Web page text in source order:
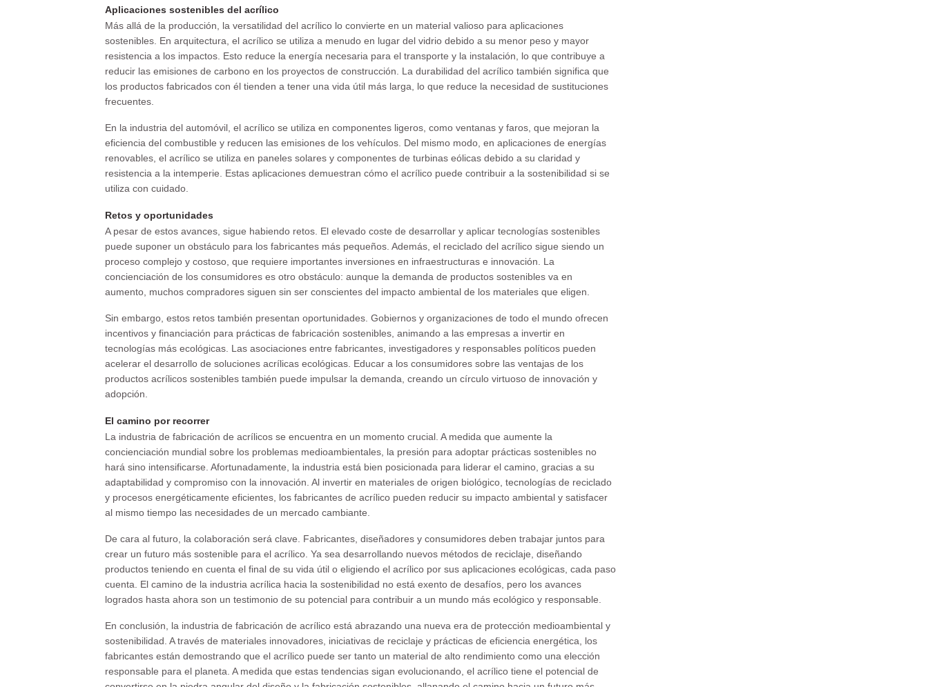
Aplicaciones sostenibles del acrílico
Más allá de la producción, la versatilidad del acrílico lo convierte en un material valioso para aplicaciones
sostenibles. En arquitectura, el acrílico se utiliza a menudo en lugar del vidrio debido a su menor peso y mayor
resistencia a los impactos. Esto reduce la energía necesaria para el transporte y la instalación, lo que contribuye a
reducir las emisiones de carbono en los proyectos de construcción. La durabilidad del acrílico también significa que
los productos fabricados con él tienden a tener una vida útil más larga, lo que reduce la necesidad de sustituciones
frecuentes.
En la industria del automóvil, el acrílico se utiliza en componentes ligeros, como ventanas y faros, que mejoran la
eficiencia del combustible y reducen las emisiones de los vehículos. Del mismo modo, en aplicaciones de energías
renovables, el acrílico se utiliza en paneles solares y componentes de turbinas eólicas debido a su claridad y
resistencia a la intemperie. Estas aplicaciones demuestran cómo el acrílico puede contribuir a la sostenibilidad si se
utiliza con cuidado.
Retos y oportunidades
A pesar de estos avances, sigue habiendo retos. El elevado coste de desarrollar y aplicar tecnologías sostenibles
puede suponer un obstáculo para los fabricantes más pequeños. Además, el reciclado del acrílico sigue siendo un
proceso complejo y costoso, que requiere importantes inversiones en infraestructuras e innovación. La
concienciación de los consumidores es otro obstáculo: aunque la demanda de productos sostenibles va en
aumento, muchos compradores siguen sin ser conscientes del impacto ambiental de los materiales que eligen.
Sin embargo, estos retos también presentan oportunidades. Gobiernos y organizaciones de todo el mundo ofrecen
incentivos y financiación para prácticas de fabricación sostenibles, animando a las empresas a invertir en
tecnologías más ecológicas. Las asociaciones entre fabricantes, investigadores y responsables políticos pueden
acelerar el desarrollo de soluciones acrílicas ecológicas. Educar a los consumidores sobre las ventajas de los
productos acrílicos sostenibles también puede impulsar la demanda, creando un círculo virtuoso de innovación y
adopción.
El camino por recorrer
La industria de fabricación de acrílicos se encuentra en un momento crucial. A medida que aumente la
concienciación mundial sobre los problemas medioambientales, la presión para adoptar prácticas sostenibles no
hará sino intensificarse. Afortunadamente, la industria está bien posicionada para liderar el camino, gracias a su
adaptabilidad y compromiso con la innovación. Al invertir en materiales de origen biológico, tecnologías de reciclado
y procesos energéticamente eficientes, los fabricantes de acrílico pueden reducir su impacto ambiental y satisfacer
al mismo tiempo las necesidades de un mercado cambiante.
De cara al futuro, la colaboración será clave. Fabricantes, diseñadores y consumidores deben trabajar juntos para
crear un futuro más sostenible para el acrílico. Ya sea desarrollando nuevos métodos de reciclaje, diseñando
productos teniendo en cuenta el final de su vida útil o eligiendo el acrílico por sus aplicaciones ecológicas, cada paso
cuenta. El camino de la industria acrílica hacia la sostenibilidad no está exento de desafíos, pero los avances
logrados hasta ahora son un testimonio de su potencial para contribuir a un mundo más ecológico y responsable.
En conclusión, la industria de fabricación de acrílico está abrazando una nueva era de protección medioambiental y
sostenibilidad. A través de materiales innovadores, iniciativas de reciclaje y prácticas de eficiencia energética, los
fabricantes están demostrando que el acrílico puede ser tanto un material de alto rendimiento como una elección
responsable para el planeta. A medida que estas tendencias sigan evolucionando, el acrílico tiene el potencial de